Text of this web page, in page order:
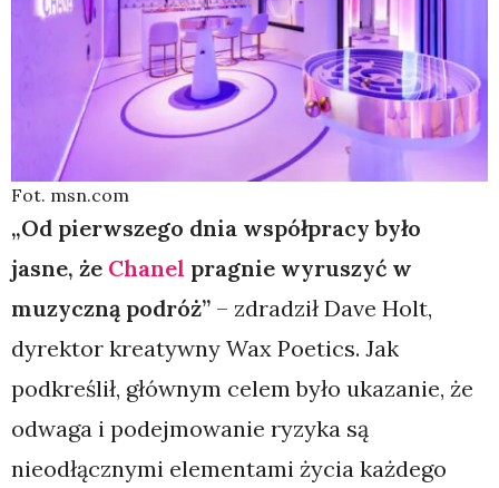
Fot. msn.com
„Od pierwszego dnia współpracy było
jasne, że Chanel pragnie wyruszyć w
muzyczną podróż” – zdradził Dave Holt,
dyrektor kreatywny Wax Poetics. Jak
podkreślił, głównym celem było ukazanie, że
odwaga i podejmowanie ryzyka są
nieodłącznymi elementami życia każdego